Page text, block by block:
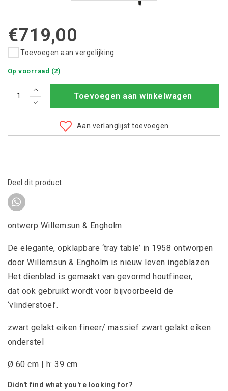
€719,00
Toevoegen aan vergelijking
Op voorraad (2)
Toevoegen aan winkelwagen
Aan verlanglijst toevoegen
Deel dit product
ontwerp Willemsun & Engholm
De elegante, opklapbare ‘tray table’ in 1958 ontworpen
door Willemsun & Engholm is nieuw leven ingeblazen.
Het dienblad is gemaakt van gevormd houtfineer,
dat ook gebruikt wordt voor bijvoorbeeld de
‘vlinderstoel’.
zwart gelakt eiken fineer/ massief zwart gelakt eiken
onderstel
Ø 60 cm | h: 39 cm
Didn't find what you're looking for?